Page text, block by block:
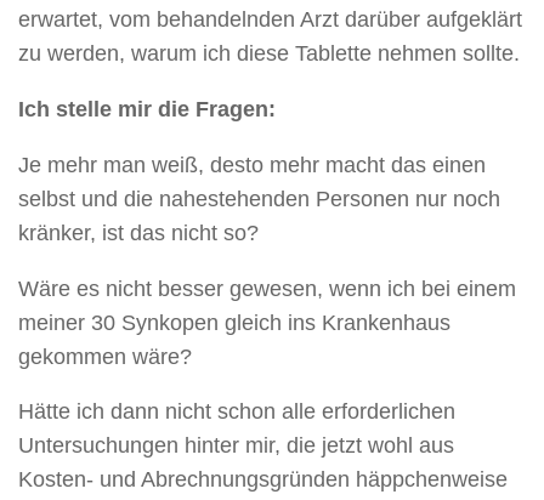
erwartet, vom behandelnden Arzt darüber aufgeklärt
zu werden, warum ich diese Tablette nehmen sollte.
Ich stelle mir die Fragen:
Je mehr man weiß, desto mehr macht das einen
selbst und die nahestehenden Personen nur noch
kränker, ist das nicht so?
Wäre es nicht besser gewesen, wenn ich bei einem
meiner 30 Synkopen gleich ins Krankenhaus
gekommen wäre?
Hätte ich dann nicht schon alle erforderlichen
Untersuchungen hinter mir, die jetzt wohl aus
Kosten- und Abrechnungsgründen häppchenweise